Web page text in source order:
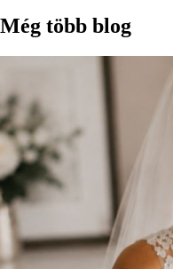
Még több blog